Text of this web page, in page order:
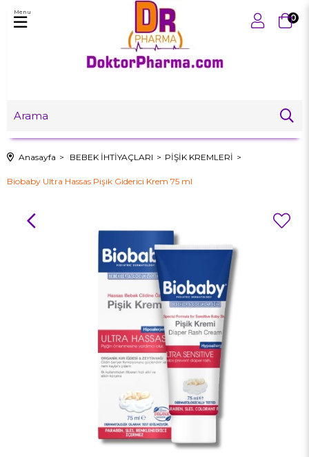
0
Menu
Anasayfa BEBEK İHTİYAÇLARI PİŞİK KREMLERİ
Biobaby Ultra Hassas Pişik Giderici Krem 75 ml